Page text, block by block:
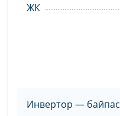
ЖК
Инвертор — байпас